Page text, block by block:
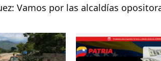
Vamos por las alcaldías